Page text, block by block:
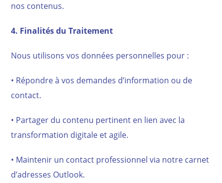
nos contenus.
4. Finalités du Traitement
Nous utilisons vos données personnelles pour :
• Répondre à vos demandes d’information ou de
contact.
• Partager du contenu pertinent en lien avec la
transformation digitale et agile.
• Maintenir un contact professionnel via notre carnet
d’adresses Outlook.